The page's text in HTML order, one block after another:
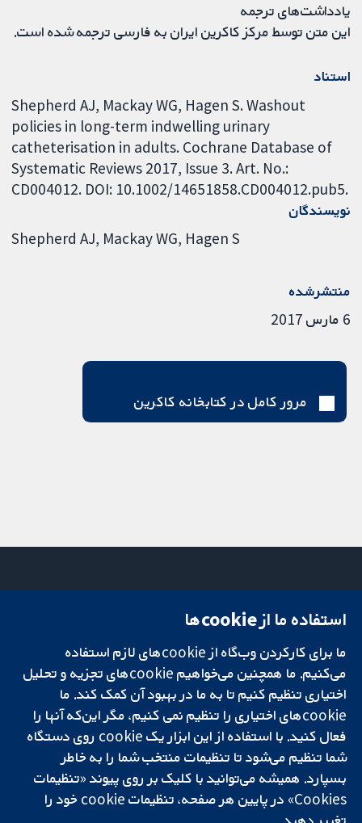
یادداشت‌های ترجمه
این متن توسط مرکز کاکرین ایران به فارسی ترجمه شده است.
استناد
Shepherd AJ, Mackay WG, Hagen S. Washout
policies in long-term indwelling urinary
catheterisation in adults. Cochrane Database of
Systematic Reviews 2017, Issue 3. Art. No.:
CD004012. DOI: 10.1002/14651858.CD004012.pub5.
نویسندگان
Shepherd AJ Mackay WG Hagen S
منتشرشده
6 مارس 2017
مرور کامل در کتابخانه کاکرین
تحقیقات قابل
اعتماد.
تصمیم‌گیری آگاهانه.
سلامت بهتر.
میدان کاوندیش
لندن
W1G 0AN
بریتانیا
دفتر رسانه‌ای
درباره ما
فرصت‌های
شغلی
Cochrane
Library
شبکه همکاری کاکرین، یک مؤسسه خیریه (شماره 1045921) و یک شرکت با
استفاده ما از cookie‌ها
ما برای کارکردن وب‌گاه از cookie‌های لازم استفاده
می‌کنیم. ما همچنین می‌خواهیم cookie‌های تجزیه و تحلیل
اختیاری تنظیم کنیم تا به ما در بهبود آن کمک کند. ما
cookie‌های اختیاری را تنظیم نمی کنیم، مگر این‌که آنها را
فعال کنید. با استفاده از این ابزار یک cookie‌ روی دستگاه
شما تنظیم می‌شود تا تنظیمات منتخب شما را به خاطر
بسپارد. همیشه می‌توانید با کلیک بر روی پیوند «تنظیمات
Cookies» در پایین هر صفحه، تنظیمات cookie‌ خود را